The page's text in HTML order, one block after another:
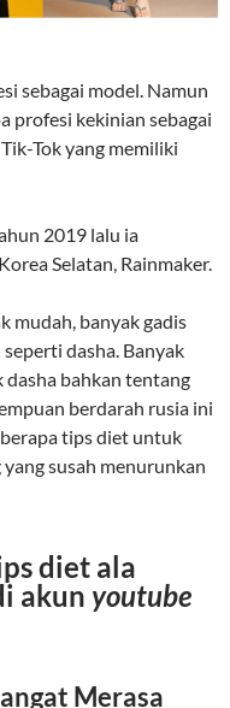
sebagai model. Namun
profesi kekinian sebagai
Tok yang memiliki
2019 lalu ia
Selatan, Rainmaker.
mudah, banyak gadis
dasha. Banyak
bahkan tentang
berdarah rusia ini
tips diet untuk
susah menurunkan
diet ala
akun youtube
Merasa